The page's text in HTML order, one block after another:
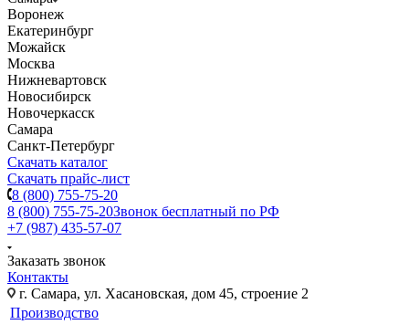
Воронеж
Екатеринбург
Можайск
Москва
Нижневартовск
Новосибирск
Новочеркасск
Самара
Санкт-Петербург
Скачать каталог
Скачать прайс-лист
8 (800) 755-75-20
8 (800) 755-75-20Звонок бесплатный по РФ
+7 (987) 435-57-07
Заказать звонок
Контакты
г. Самара, ул. Хасановская, дом 45, строение 2
Производство